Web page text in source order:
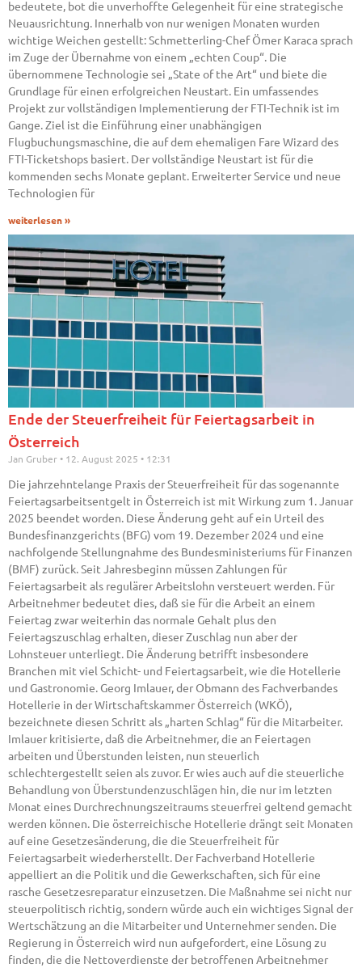
bedeutete, bot die unverhoffte Gelegenheit für eine strategische
Neuausrichtung. Innerhalb von nur wenigen Monaten wurden
wichtige Weichen gestellt: Schmetterling-Chef Ömer Karaca sprach
im Zuge der Übernahme von einem „echten Coup“. Die
übernommene Technologie sei „State of the Art“ und biete die
Grundlage für einen erfolgreichen Neustart. Ein umfassendes
Projekt zur vollständigen Implementierung der FTI-Technik ist im
Gange. Ziel ist die Einführung einer unabhängigen
Flugbuchungsmaschine, die auf dem ehemaligen Fare Wizard des
FTI-Ticketshops basiert. Der vollständige Neustart ist für die
kommenden sechs Monate geplant. Erweiterter Service und neue
Technologien für
weiterlesen »
Ende der Steuerfreiheit für Feiertagsarbeit in
Österreich
Jan Gruber 12. August 2025 12:31
Die jahrzehntelange Praxis der Steuerfreiheit für das sogenannte
Feiertagsarbeitsentgelt in Österreich ist mit Wirkung zum 1. Januar
2025 beendet worden. Diese Änderung geht auf ein Urteil des
Bundesfinanzgerichts (BFG) vom 19. Dezember 2024 und eine
nachfolgende Stellungnahme des Bundesministeriums für Finanzen
(BMF) zurück. Seit Jahresbeginn müssen Zahlungen für
Feiertagsarbeit als regulärer Arbeitslohn versteuert werden. Für
Arbeitnehmer bedeutet dies, daß sie für die Arbeit an einem
Feiertag zwar weiterhin das normale Gehalt plus den
Feiertagszuschlag erhalten, dieser Zuschlag nun aber der
Lohnsteuer unterliegt. Die Änderung betrifft insbesondere
Branchen mit viel Schicht- und Feiertagsarbeit, wie die Hotellerie
und Gastronomie. Georg Imlauer, der Obmann des Fachverbandes
Hotellerie in der Wirtschaftskammer Österreich (WKÖ),
bezeichnete diesen Schritt als „harten Schlag“ für die Mitarbeiter.
Imlauer kritisierte, daß die Arbeitnehmer, die an Feiertagen
arbeiten und Überstunden leisten, nun steuerlich
schlechtergestellt seien als zuvor. Er wies auch auf die steuerliche
Behandlung von Überstundenzuschlägen hin, die nur im letzten
Monat eines Durchrechnungszeitraums steuerfrei geltend gemacht
werden können. Die österreichische Hotellerie drängt seit Monaten
auf eine Gesetzesänderung, die die Steuerfreiheit für
Feiertagsarbeit wiederherstellt. Der Fachverband Hotellerie
appelliert an die Politik und die Gewerkschaften, sich für eine
rasche Gesetzesreparatur einzusetzen. Die Maßnahme sei nicht nur
steuerpolitisch richtig, sondern würde auch ein wichtiges Signal der
Wertschätzung an die Mitarbeiter und Unternehmer senden. Die
Regierung in Österreich wird nun aufgefordert, eine Lösung zu
finden, die die Nettoverdienste der betroffenen Arbeitnehmer